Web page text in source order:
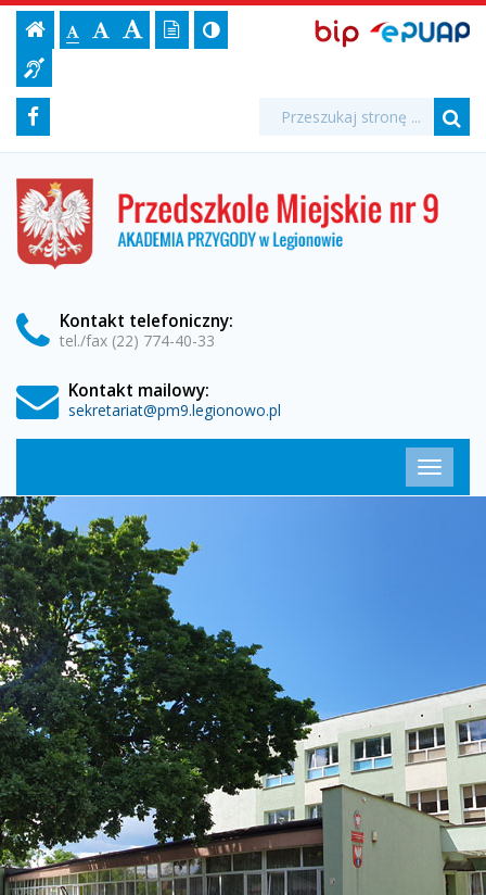
"Dziś
jest
dziecka
dzień!"
Przedszkole
Miejskie
nr
w
Legionowie
Ustawienia
strony
Strona
główna
Czcionka,
jejCzcionkaCzcionka
Czcionka
Wersja
tekstowa
Kontrast
(włącz/wyłącz)
Informacja
dla
BIP,
Biuletyn
Informacji
EPUAP
Media
społecznościowe
Facebook Wyszukiwarka
Formularz
wyszukiwania
Wyszukiwana
fraza:
Przedszkole
Miejskie
nr
w
Kontakt telefoniczny:
tel./fax (22) 774-40-33
Kontakt mailowy:
sekretariat@pm9.legionowo.pl
główne